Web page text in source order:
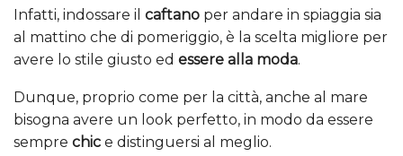
Infatti, indossare il caftano per andare in spiaggia sia
al mattino che di pomeriggio, è la scelta migliore per
avere lo stile giusto ed essere alla moda.
Dunque, proprio come per la città, anche al mare
bisogna avere un look perfetto, in modo da essere
sempre chic e distinguersi al meglio.